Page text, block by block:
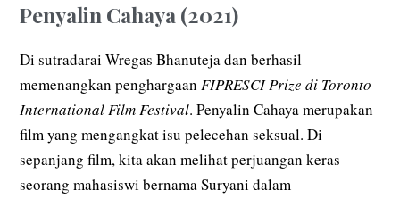
Penyalin Cahaya (2021)
Di sutradarai Wregas Bhanuteja dan berhasil
memenangkan penghargaanFIPRESCI Prize di Toronto
International Film Festival. Penyalin Cahaya merupakan
film yang mengangkat isu pelecehan seksual. Di
sepanjang film, kita akan melihat perjuangan keras
seorang mahasiswi bernama Suryani dalam